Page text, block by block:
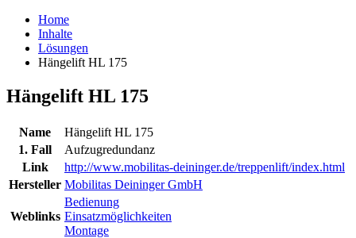
Home
Inhalte
Lösungen
Hängelift HL 175
Hängelift HL 175
Name
Hängelift HL 175
1. Fall
Aufzugredundanz
Link
http://www.mobilitas-deininger.de/treppenlift/index.html
Hersteller Mobilitas Deininger GmbH
Weblinks
Bedienung
Einsatzmöglichkeiten
Montage